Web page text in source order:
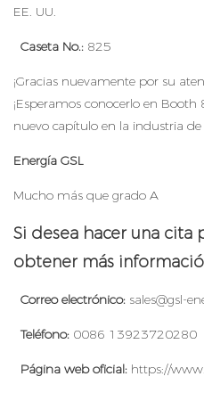
EE. UU.
Caseta No.: 825
¡Gracias nuevamente por su
¡Esperamos conocerlo en
nuevo capítulo en la industria
Energía GSL
Mucho más que grado A
Si desea hacer una
obtener más
Correo electrónico: sales@gsl-
Teléfono: 0086 13923720280
Página web oficial: https://